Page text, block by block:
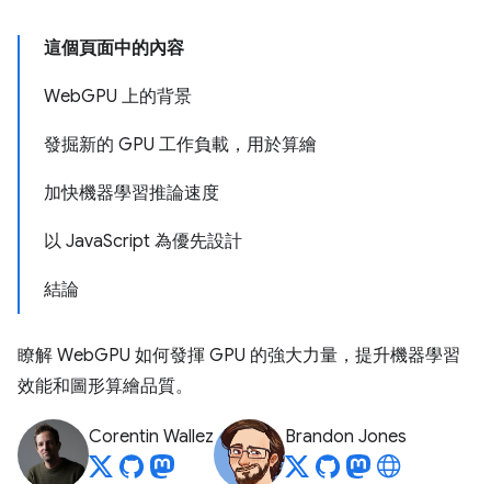
這個頁面中的內容
WebGPU 上的背景
發掘新的 GPU 工作負載，用於算繪
加快機器學習推論速度
以 JavaScript 為優先設計
結論
瞭解 WebGPU 如何發揮 GPU 的強大力量，提升機器學習
效能和圖形算繪品質。
Corentin Wallez Brandon Jones